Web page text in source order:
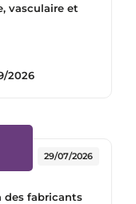
vasculaire et
2026
fenêtre)
des fabricants
29/07/2026